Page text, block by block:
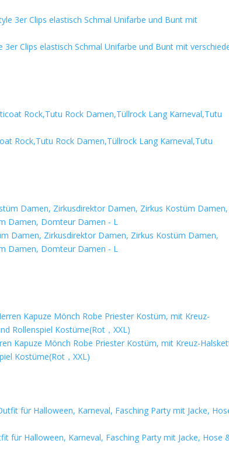
Clips elastisch Schmal Unifarbe und Bunt mit
Rock,Tutu Rock Damen,Tüllrock Lang Karneval,Tutu
Damen, Zirkusdirektor Damen, Zirkus Kostüm Damen,
Damen, Domteur Damen - L
Kapuze Mönch Robe Priester Kostüm, mit Kreuz-
Kostüme(Rot，XXL)
für Halloween, Karneval, Fasching Party mit Jacke, Hose